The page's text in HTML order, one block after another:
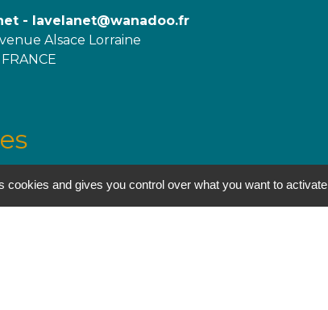
- lavelanet@wanadoo.fr
Alsace Lorraine
cookies and gives you control over what you want to activate